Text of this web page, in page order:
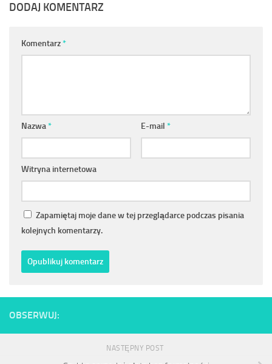
DODAJ KOMENTARZ
Komentarz*
Nazwa* E-mail *
Witryna internetowa
Zapamiętaj moje dane w tej przeglądarce podczas pisania
kolejnych komentarzy.
OBSERWUJ:
NASTĘPNY POST